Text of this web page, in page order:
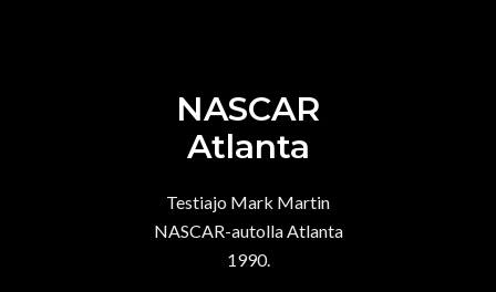
NASCAR
Atlanta
Testiajo Mark Martin
NASCAR-autolla Atlanta
1990.